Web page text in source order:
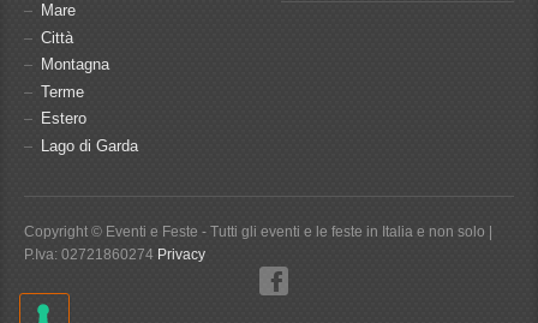
Mare
Città
Montagna
Terme
Estero
Lago di Garda
Copyright © Eventi e Feste - Tutti gli eventi e le feste in Italia e non solo |
P.Iva: 02721860274 Privacy